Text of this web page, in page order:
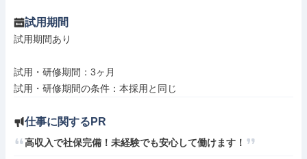
試用期間
試用期間あり
試用・研修期間：3ヶ月
仕事に関するPR